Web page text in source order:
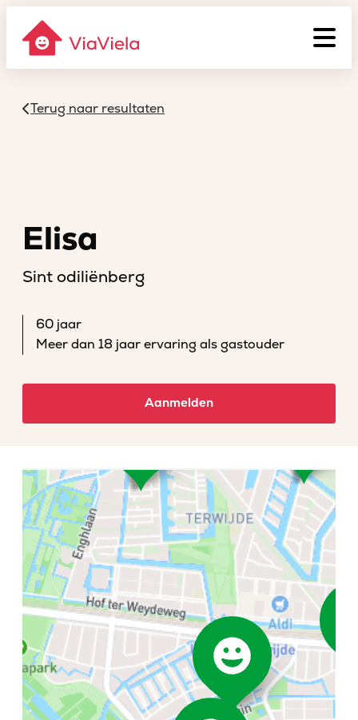
Terug naar resultaten
Elisa
Sint odiliënberg
60 jaar
Meer dan 18 jaar ervaring als gastouder
Aanmelden